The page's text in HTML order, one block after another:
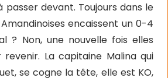
passer devant. Toujours dans le
encaissent un 0-4
? Non, une nouvelle fois elles
revenir. La capitaine Malina qui
se cogne la tête, elle est KO,